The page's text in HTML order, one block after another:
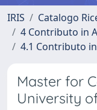
IRIS
Catalogo
4 Contributo in
4.1 Contributo
Master for
University